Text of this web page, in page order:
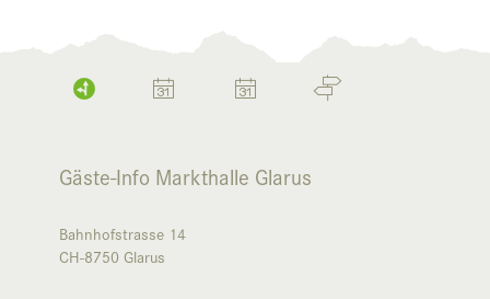
Gäste-Info Markthalle Glarus
Bahnhofstrasse 14
CH-8750 Glarus